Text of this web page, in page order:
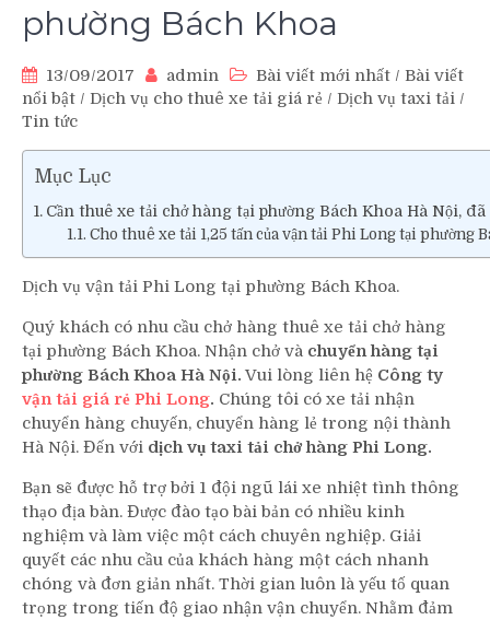
phường Bách Khoa
13/09/2017 admin Bài viết mới nhất / Bài viết
nổi bật / Dịch vụ cho thuê xe tải giá rẻ / Dịch vụ taxi tải /
Tin tức
Mục Lục
Cần thuê xe tải chở hàng tại phường Bách Khoa Hà Nội,
Cho thuê xe tải 1,25 tấn của vận tải Phi Long tại phường
Dịch vụ vận tải Phi Long tại phường Bách Khoa.
Quý khách có nhu cầu chở hàng thuê xe tải chở hàng
tại phường Bách Khoa. Nhận chở và chuyển hàng tại
phường Bách Khoa Hà Nội. Vui lòng liên hệ Công ty
vận tải giá rẻ Phi Long. Chúng tôi có xe tải nhận
chuyển hàng chuyến, chuyển hàng lẻ trong nội thành
Hà Nội. Đến với dịch vụ taxi tải chở hàng Phi Long.
Bạn sẽ được hỗ trợ bởi 1 đội ngũ lái xe nhiệt tình thông
thạo địa bàn. Được đào tạo bài bản có nhiều kinh
nghiệm và làm việc một cách chuyên nghiệp. Giải
quyết các nhu cầu của khách hàng một cách nhanh
chóng và đơn giản nhất. Thời gian luôn là yếu tố quan
trọng trong tiến độ giao nhận vận chuyển. Nhằm đảm